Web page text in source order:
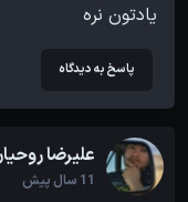
یادتون نره
پاسخ به دیدگاه
علیرضا
11 سال پیش